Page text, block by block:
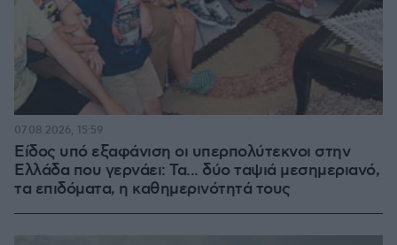
Είδος υπό εξαφάνιση οι υπερπολύτεκνοι στην
Ελλάδα που γερνάει: Τα... δύο ταψιά μεσημεριανό,
τα επιδόματα, η καθημερινότητά τους
07.08.2026, 15:59